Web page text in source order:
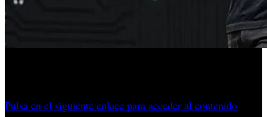
Pulsa en el siguiente enlace para acceder al contenido